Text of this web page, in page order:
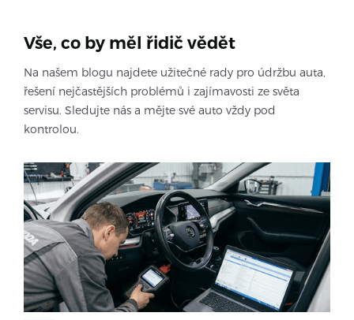
Vše, co by měl řidič vědět
Na našem blogu najdete užitečné rady pro údržbu auta,
řešení nejčastějších problémů i zajímavosti ze světa
servisu. Sledujte nás a mějte své auto vždy pod
kontrolou.